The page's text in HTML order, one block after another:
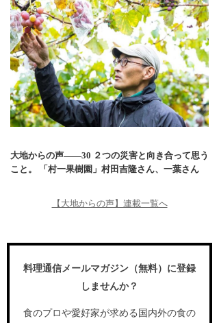
大地からの声――30 ２つの災害と向き合って思う
こと。 「村一果樹園」村田吉隆さん、一葉さん
【大地からの声】連載一覧へ
料理通信メールマガジン（無料）に登録
しませんか？
食のプロや愛好家が求める国内外の食の